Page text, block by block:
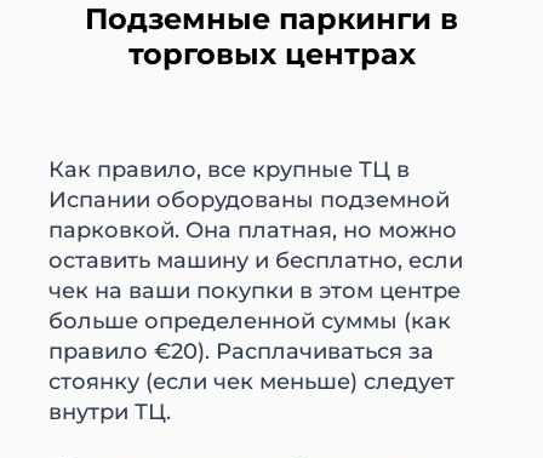
Подземные паркинги в
торговых центрах
Как правило, все крупные ТЦ в
Испании оборудованы подземной
парковкой. Она платная, но можно
оставить машину и бесплатно, если
чек на ваши покупки в этом центре
больше определенной суммы (как
правило €20). Расплачиваться за
стоянку (если чек меньше) следует
внутри ТЦ.